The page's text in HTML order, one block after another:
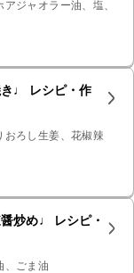
ジャオラー油、塩、
♩ レシピ・作
おろし生姜、花椒辣
炒め♩ レシピ・
、ごま油